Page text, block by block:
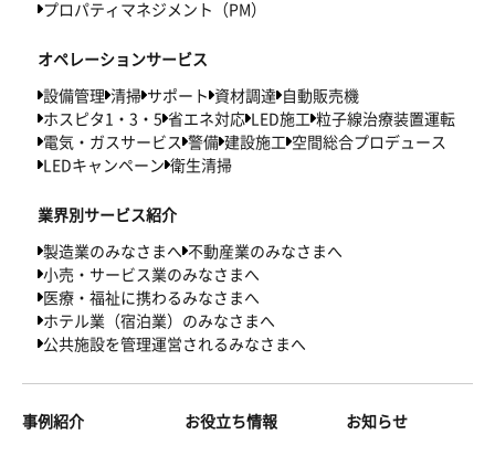
プロパティマネジメント（PM）
オペレーションサービス
設備管理 清掃 サポート 資材調達 自動販売機
ホスピタ1・3・5 省エネ対応 LED施工 粒子線治療装置運転
電気・ガスサービス 警備 建設施工 空間総合プロデュース
LEDキャンペーン 衛生清掃
業界別サービス紹介
製造業のみなさまへ 不動産業のみなさまへ
小売・サービス業のみなさまへ
医療・福祉に携わるみなさまへ
ホテル業（宿泊業）のみなさまへ
公共施設を管理運営されるみなさまへ
事例紹介 お役立ち情報 お知らせ